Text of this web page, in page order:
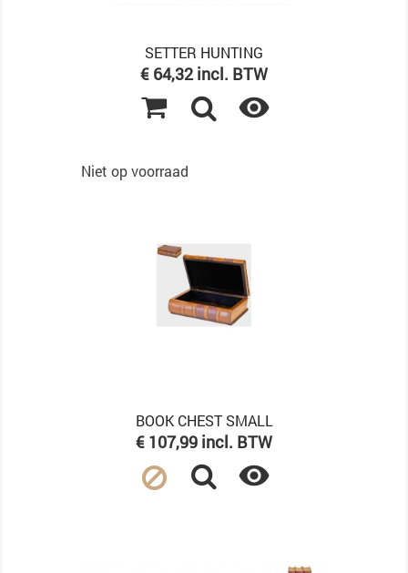
SETTER HUNTING
Prijs
€ 64,32 incl. BTW

BOOK CHEST SMALL
Prijs
€ 107,99 incl. BTW
Niet op voorraad
